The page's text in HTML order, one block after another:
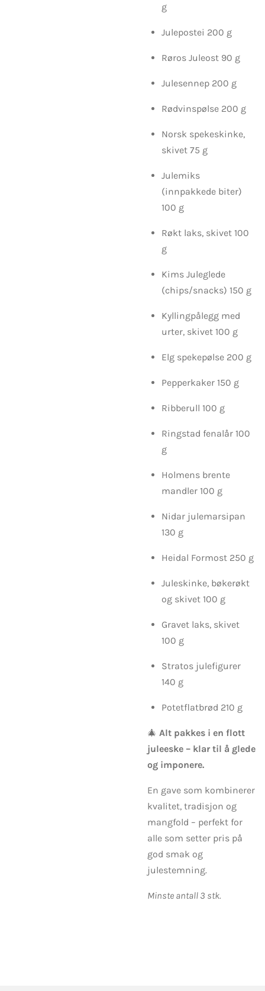
g
Julepostei 200 g
Røros Juleost 90 g
Julesennep 200 g
Rødvinspølse 200 g
Norsk spekeskinke,
skivet 75 g
Julemiks
(innpakkede biter)
100 g
Røkt laks, skivet 100
g
Kims Juleglede
(chips/snacks) 150 g
Kyllingpålegg med
urter, skivet 100 g
Elg spekepølse 200 g
Pepperkaker 150 g
Ribberull 100 g
Ringstad fenalår 100
g
Holmens brente
mandler 100 g
Nidar julemarsipan
130 g
Heidal Formost 250 g
Juleskinke, bøkerøkt
og skivet 100 g
Gravet laks, skivet
100 g
Stratos julefigurer
140 g
Potetflatbrød 210 g
🎄 Alt pakkes i en flott
juleeske – klar til å glede
og imponere.
En gave som kombinerer
kvalitet, tradisjon og
mangfold – perfekt for
alle som setter pris på
god smak og
julestemning.
Minste antall 3 stk.